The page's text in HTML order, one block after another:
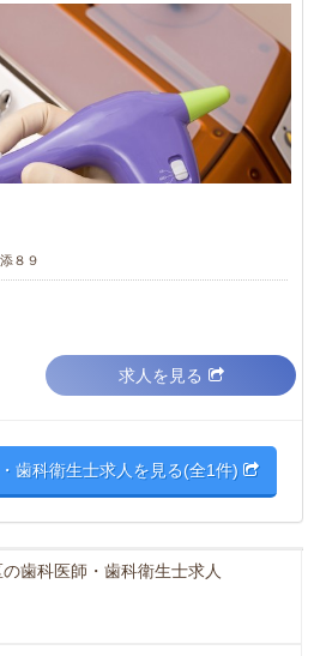
８９
求人を見る
歯科衛生士求人を見る(全1件)
歯科医師・歯科衛生士求人